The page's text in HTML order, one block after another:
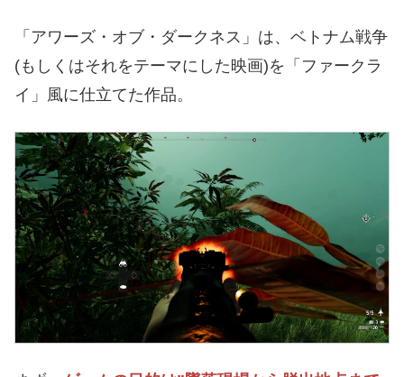
「アワーズ・オブ・ダークネス」は、ベトナム戦争
(もしくはそれをテーマにした映画)を「ファークラ
イ」風に仕立てた作品。